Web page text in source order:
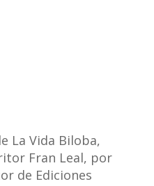
La Vida Biloba,
Fran Leal, por
de Ediciones